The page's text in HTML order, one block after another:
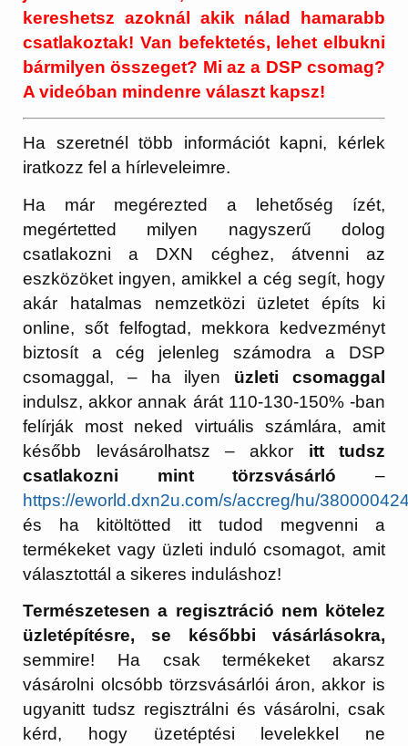
kereshetsz azoknál akik nálad hamarabb
csatlakoztak! Van befektetés, lehet elbukni
bármilyen összeget? Mi az a DSP csomag?
A videóban mindenre választ kapsz!
Ha szeretnél több információt kapni, kérlek
iratkozz fel a hírleveleimre.
Ha már megérezted a lehetőség ízét,
megértetted milyen nagyszerű dolog
csatlakozni a DXN céghez, átvenni az
eszközöket ingyen, amikkel a cég segít, hogy
akár hatalmas nemzetközi üzletet építs ki
online, sőt felfogtad, mekkora kedvezményt
biztosít a cég jelenleg számodra a DSP
csomaggal, – ha ilyen üzleti csomaggal
indulsz, akkor annak árát 110-130-150% -ban
felírják most neked virtuális számlára, amit
később levásárolhatsz – akkor itt tudsz
csatlakozni mint törzsvásárló –
https://eworld.dxn2u.com/s/accreg/hu/
és ha kitöltötted itt tudod megvenni a
termékeket vagy üzleti induló csomagot, amit
választottál a sikeres induláshoz!
Természetesen a regisztráció nem kötelez
üzletépítésre, se későbbi vásárlásokra,
semmire! Ha csak termékeket akarsz
vásárolni olcsóbb törzsvásárlói áron, akkor is
ugyanitt tudsz regisztrálni és vásárolni, csak
kérd, hogy üzetéptési levelekkel ne